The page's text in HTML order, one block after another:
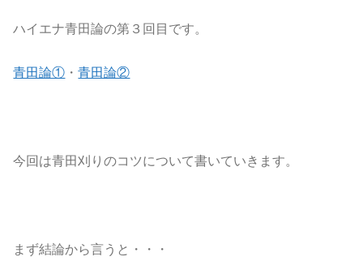
ハイエナ青田論の第３回目です。
青田論① ・青田論②
今回は青田刈りのコツについて書いていきます。
まず結論から言うと・・・